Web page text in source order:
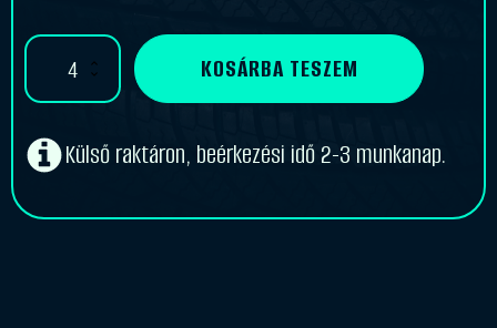
was:
990 Ft.
is:
800 Ft.
Központosító
70,0-
mennyiség
KOSÁRBA TESZEM
Külső raktáron, beérkezési idő 2-3 munkanap.